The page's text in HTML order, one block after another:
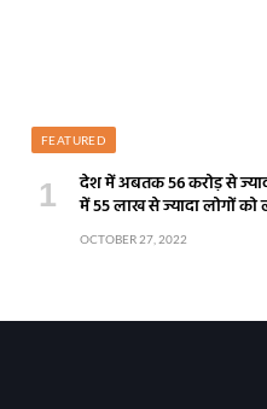
FEATURED
देश में अबतक 56 करोड़ से
में 55 लाख से ज्यादा लोगों को
OCTOBER 27, 2022